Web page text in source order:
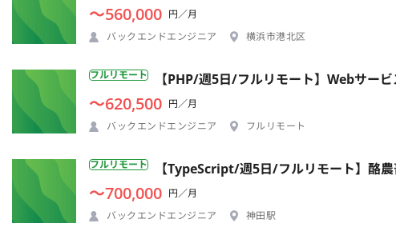
〜560,000 円／月
バックエンドエンジニア
横浜市港北区
フルリモート 【PHP/週5日/フルリモート】Webサー
〜620,500 円／月
バックエンドエンジニア
フルリモート
フルリモート 【TypeScript/週5日/フルリモート】酪
〜700,000 円／月
バックエンドエンジニア
神田駅